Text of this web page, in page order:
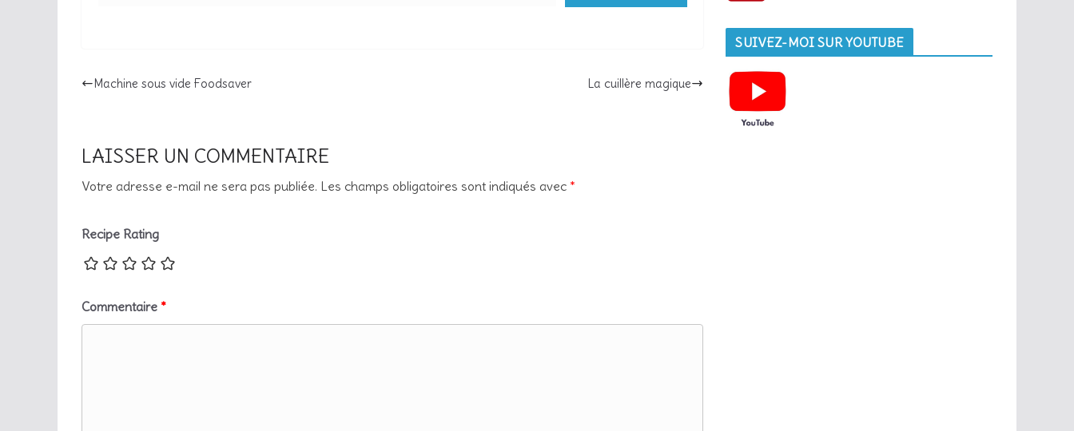
Machine sous vide Foodsaver La cuillère magique
LAISSER UN COMMENTAIRE
Votre adresse e-mail ne sera pas publiée. Les champs obligatoires sont indiqués avec *
Recipe Rating
Commentaire *
SUIVEZ-MOI SUR YOUTUBE